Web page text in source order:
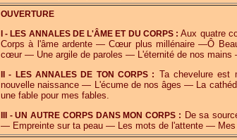
OUVERTURE
I - LES ANNALES DE L'ÂME ET DU CORPS : Aux quatre
Corps à l'âme ardente — Cœur plus millénaire —Ô
cœur — Une argile de paroles — L'éternité de nos mains
II - LES ANNALES DE TON CORPS : Ta chevelure
nouvelle naissance — L'écume de nos âges — La
une fable pour mes fables.
III - UN AUTRE CORPS DANS MON CORPS : De sa
— Empreinte sur ta peau — Les mots de l'attente — Mes